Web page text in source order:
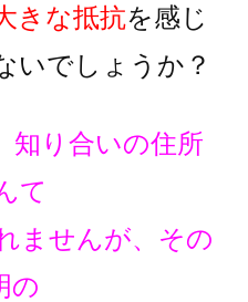
きな抵抗を感じ
いでしょうか？
知り合いの住所
て
ませんが、その
の